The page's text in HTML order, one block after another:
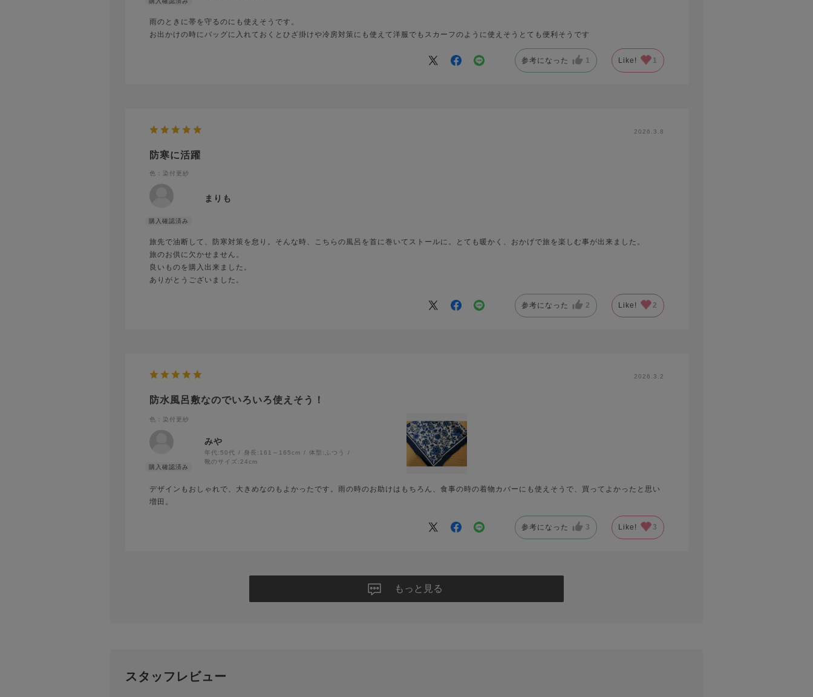
雨のときに帯を守るのにも使えそうです。
お出かけの時にバッグに入れておくとひざ掛けや冷房対策にも使えて洋服でもスカーフのように使えそうとても便利そうです
参考になった 1 Like! 1
2026.3.8
防寒に活躍
色：染付更紗
まりも
旅先で油断して、防寒対策を怠り。そんな時、こちらの風呂を首に巻いてストールに。とても暖かく、おかげで旅を楽しむ事が出来ました。
旅のお供に欠かせません。
良いものを購入出来ました。
ありがとうございました。
参考になった 2 Like! 2
2026.3.2
防水風呂敷なのでいろいろ使えそう！
色：染付更紗
みや
年代: 50代 身長: 161～165cm 体型: ふつう
靴のサイズ: 24cm
デザインもおしゃれで、大きめなのもよかったです。雨の時のお助けはもちろん、食事の時の着物カバーにも使えそうで、買ってよかったと思い
増田。
参考になった 3 Like! 3
もっと見る
スタッフレビュー